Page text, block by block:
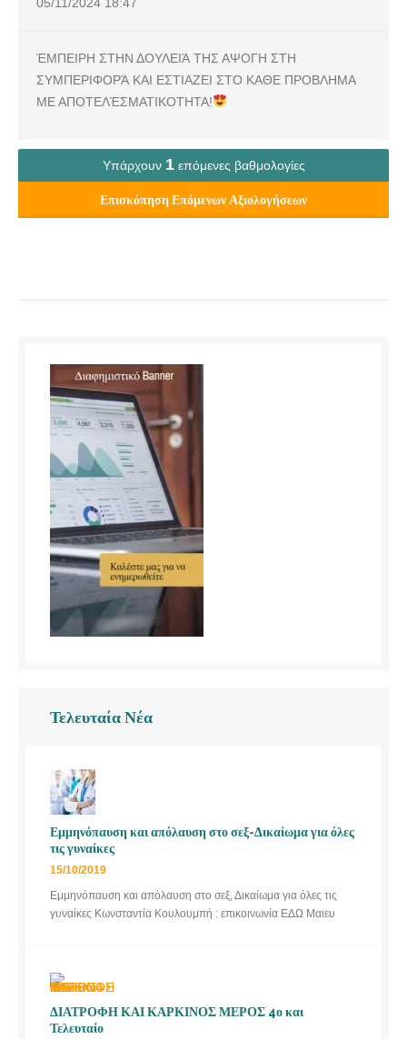
ΈΜΠΕΙΡΗ ΣΤΗΝ ΔΟΥΛΕΙΆ ΤΗΣ ΑΨΟΓΗ ΣΤΗ
ΣΥΜΠΕΡΙΦΟΡΆ ΚΑΙ ΕΣΤΙΑΖΕΙ ΣΤΟ ΚΑΘΕ ΠΡΟΒΛΗΜΑ
ΜΕ ΑΠΟΤΕΛΈΣΜΑΤΙΚΟΤΗΤΑ!
Υπάρχουν 1επόμενες βαθμολογίες
Επισκόπηση Επόμενων Αξιολογήσεων
Τελευταία Νέα
Εμμηνόπαυση και απόλαυση στο σεξ-Δικαίωμα για όλες
τις γυναίκες
15/10/2019
Εμμηνόπαυση και απόλαυση στο σεξ, Δικαίωμα για όλες τις
γυναίκες Κωνσταντία Κουλουμπή : επικοινωνία ΕΔΩ Μαιευ
ΔΙΑΤΡΟΦΗ ΚΑΙ ΚΑΡΚΙΝΟΣ ΜΕΡΟΣ 4ο και
Τελευταίο